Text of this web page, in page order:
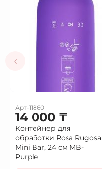
‹
Арт-11860
14 000 ₸
Контейнер для
обработки Rosa Rugosa
Mini Bar, 24 см MB-
Purple